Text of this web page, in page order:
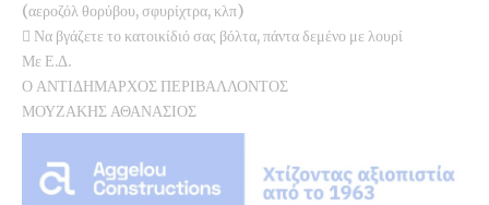
(αεροζόλ θορύβου, σφυρίχτρα, κλπ)
 Να βγάζετε το κατοικίδιό σας βόλτα, πάντα δεμένο με λουρί
Με Ε.Δ.
Ο ΑΝΤΙΔΗΜΑΡΧΟΣ ΠΕΡΙΒΑΛΛΟΝΤΟΣ
ΜΟΥΖΑΚΗΣ ΑΘΑΝΑΣΙΟΣ